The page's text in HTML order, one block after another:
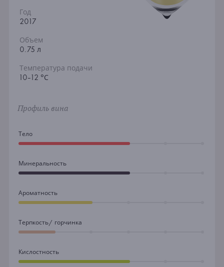
Год
2017
Объем
0.75 л
Температура подачи
10-12 °С
Профиль вина
Тело
Минеральность
Ароматность
Терпкость/ горчинка
Кислостность